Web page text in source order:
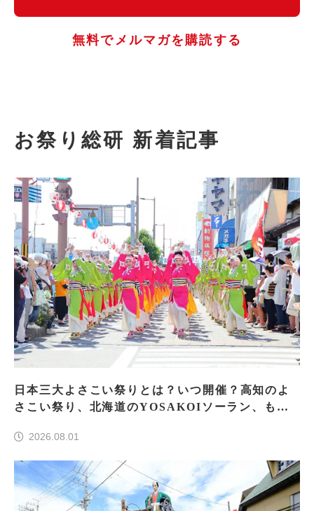
無料でメルマガを購読する
お祭り総研 新着記事
日本三大よさこい祭りとは？いつ開催？高知のよ
さこい祭り、北海道のYOSAKOIソーラン、もう
2026.08.01